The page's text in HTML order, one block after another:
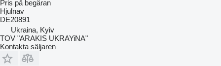
Pris på begäran
Hjulnav
DE20891
Ukraina, Kyiv
TOV "ARAKIS UKRAYiNA"
Kontakta säljaren